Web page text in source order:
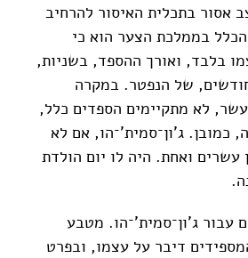
אסור בתכלית האיסור להרחיב
בממלכת הצער הוא כי
בלבד, ואורך ההספד, בשניות,
של הנפטר. במקרה
לא מתקיימים הספדים כלל,
כמובן. ג'ון־סמית'־הו, אם לא
עשרים ואחת. היה לו יום הולדת
עבור ג'ון־סמית'־הו. מטבע
דיבר על עצמו, ובפרט